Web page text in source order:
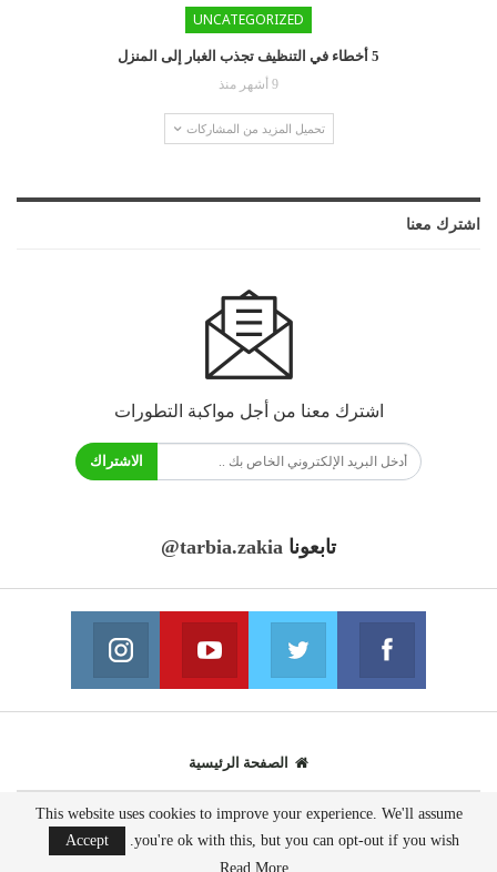
UNCATEGORIZED
5 أخطاء في التنظيف تجذب الغبار إلى المنزل
9 أشهر منذ
تحميل المزيد من المشاركات
اشترك معنا
اشترك معنا من أجل مواكبة التطورات
الاشتراك
تابعونا @tarbia.zakia
فايسبوك
انضم الينا انضم الينا
يوتيوب
انضم الينا
الصفحة الرئيسية
© 2020 - جميع الحقوق محفوظة.
This website uses cookies to improve your experience. We'll assume
you're ok with this, but you can opt-out if you wish.
Accept
Read More